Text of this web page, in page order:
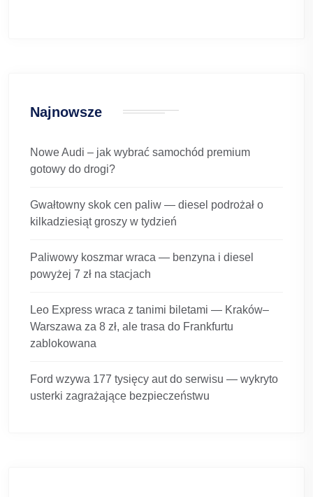
Najnowsze
Nowe Audi – jak wybrać samochód premium
gotowy do drogi?
Gwałtowny skok cen paliw — diesel podrożał o
kilkadziesiąt groszy w tydzień
Paliwowy koszmar wraca — benzyna i diesel
powyżej 7 zł na stacjach
Leo Express wraca z tanimi biletami — Kraków–
Warszawa za 8 zł, ale trasa do Frankfurtu
zablokowana
Ford wzywa 177 tysięcy aut do serwisu — wykryto
usterki zagrażające bezpieczeństwu